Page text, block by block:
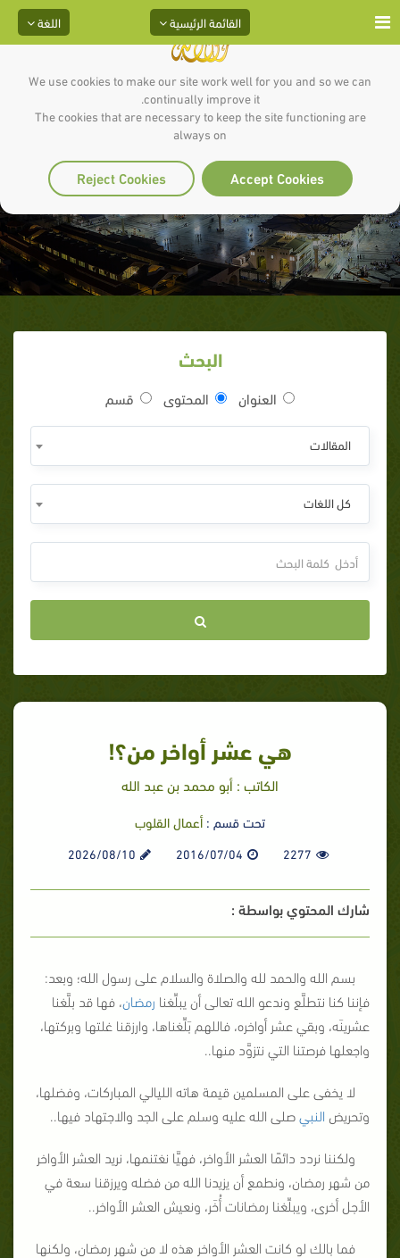
We use cookies to make our site work well for you and so we can
continually improve it.
The cookies that are necessary to keep the site functioning are
always on
Accept Cookies
Reject Cookies
اللغة القائمة الرئيسية
هي عشر أواخر من؟!
البحث
العنوان المحتوى قسم
المقالات
كل اللغات
هي عشر أواخر من؟!
الكاتب : أبو محمد بن عبد الله
تحت قسم :أعمال القلوب
2277
2016/07/04
2026/08/10
شارك المحتوي بواسطة :
بسم الله والحمد لله والصلاة والسلام على رسول الله؛ وبعد:
فإننا كنا نتطلَّع وندعو الله تعالى أن يبلِّغنا رمضان، فها قد بلَّغنا
عشرينَه، وبقي عشر أواخره، فاللهم بَلِّغناها، وارزقنا غلتها وبركتها،
واجعلها فرصتنا التي نتزوَّد منها..
لا يخفى على المسلمين قيمة هاته الليالي المباركات، وفضلها،
وتحريض النبيصلى الله عليه وسلم على الجد والاجتهاد فيها..
ولكننا نردد دائمًا العشر الأواخر، فهيَّا نغتنمها، نريد العشر الأواخر
من شهر رمضان، ونطمع أن يزيدنا الله من فضله ويرزقنا سعة في
الأجل أخرى، ويبلِّغنا رمضانات أُخَر، ونعيش العشر الأواخر..
فما بالك لو كانت العشر الأواخر هذه لا من شهر رمضان، ولكنها